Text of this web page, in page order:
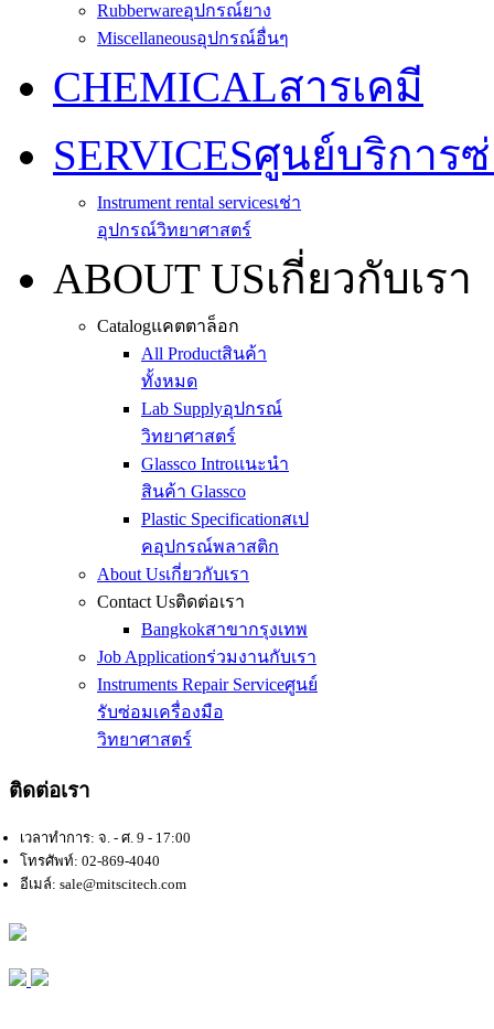
Rubberwareอุปกรณ์ยาง
Miscellaneousอุปกรณ์อื่นๆ
CHEMICALสารเคมี
SERVICESศูนย์บริการ
Instrument rental servicesเช่า
อุปกรณ์วิทยาศาสตร์
ABOUT USเกี่ยวกับเรา
Catalogแคตตาล็อก
All Productสินค้า
ทั้งหมด
Lab Supplyอุปกรณ์
วิทยาศาสตร์
Glassco Introแนะนำ
สินค้า Glassco
Plastic Specificationสเป
คอุปกรณ์พลาสติก
About Usเกี่ยวกับเรา
Contact Usติดต่อเรา
Bangkokสาขากรุงเทพ
Job Applicationร่วมงานกับเรา
Instruments Repair Serviceศูนย์
รับซ่อมเครื่องมือ
วิทยาศาสตร์
ติดต่อเรา
เวลาทำการ: จ. - ศ. 9 - 17:00
โทรศัพท์: 02-869-4040
อีเมล์: sale@mitscitech.com